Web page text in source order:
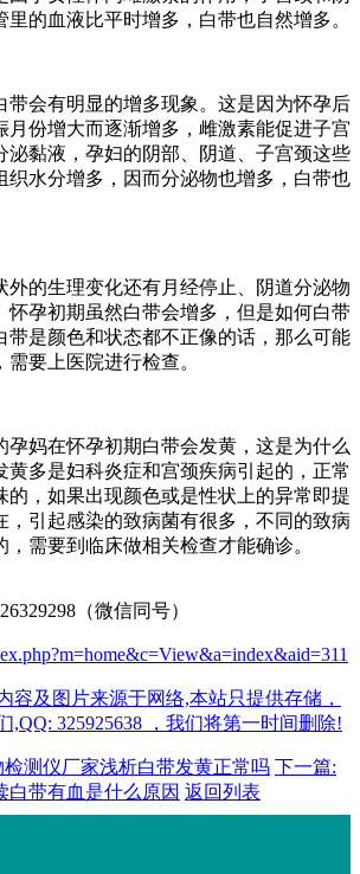
的血液比平时增多，白带也自然增多。
带会有明显的增多现象。这是因为怀孕后
月份增大而逐渐增多，雌激素能促进子宫
泌黏液，孕妇的阴部、阴道、子宫颈这些
织水分增多，因而分泌物也增多，白带也
外的生理变化还有月经停止、阴道分泌物
怀孕初期虽然白带会增多，但是如何白带
带是颜色和状态都不正像的话，那么可能
要上医院进行检查。
孕妈在怀孕初期白带会发黄，这是为什么
黄多是妇科炎症和宫颈疾病引起的，正常
的，如果出现颜色或是性状上的异常即提
，引起感染的致病菌有很多，不同的致病
需要到临床做相关检查才能确诊。
（微信同号）
容及图片来源于网络,本站只提供存储，
,QQ: 325925638 ，我们将第一时间删除!
检测仪厂家浅析白带发黄正常吗 下一篇:
白带有血是什么原因 返回列表